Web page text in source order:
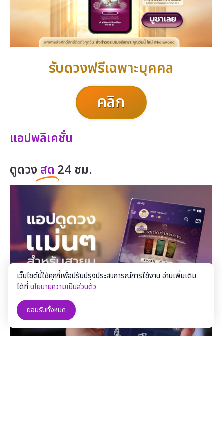
รับดวงฟรีเฉพาะบุคคล
คลิก
แอปพลิเคชั่น
ดูดวง สด 24 ชม.
เว็บไซต์นี้ใช้คุกกี้เพื่อปรับปรุงประสบการณ์การใช้งาน อ่านเพิ่มเติม
ได้ที่นโยบายความเป็นส่วนตัว
ยอมรับทั้งหมด